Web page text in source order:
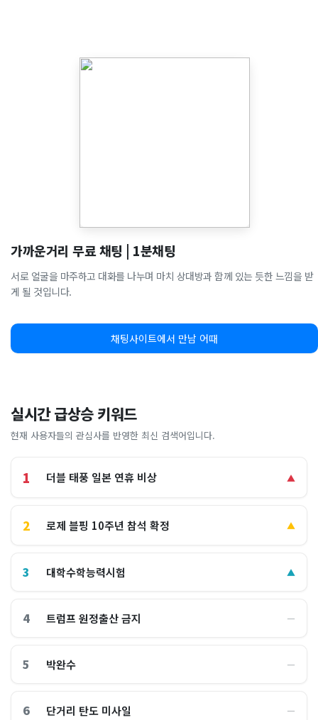
가까운거리 무료 채팅 | 1분채팅
서로 얼굴을 마주하고 대화를 나누며 마치 상대방과 함께 있는 듯한 느낌을 받
게 될 것입니다.
채팅사이트에서 만남 어때
실시간 급상승 키워드
현재 사용자들의 관심사를 반영한 최신 검색어입니다.
1 더블 태풍 일본 연휴 비상 ▲
2 로제 블핑 10주년 참석 확정 ▲
3 대학수학능력시험 ▲
4 트럼프 원정출산 금지 ―
5 박완수 ―
6 단거리 탄도 미사일 ―